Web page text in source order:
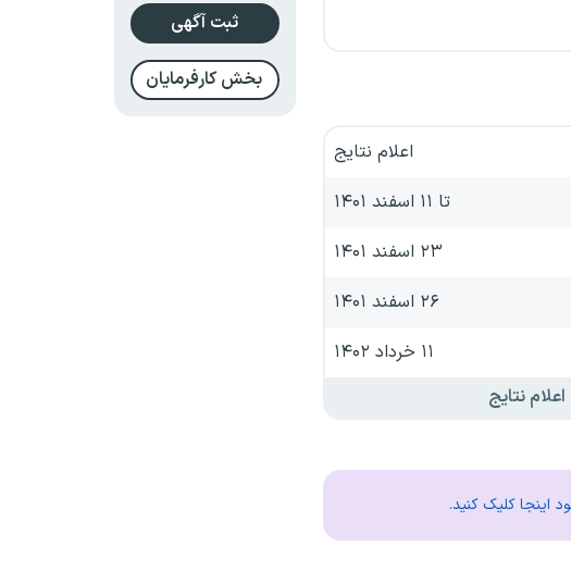
اعلام نتایج
تا ۱۱ اسفند ۱۴۰۱
۲۳ اسفند ۱۴۰۱
۲۶ اسفند ۱۴۰۱
۱۱ خرداد ۱۴۰۲
اعلام نتایج
اینجا کلیک کنید.
ثبت آگهی
بخش کارفرمایان